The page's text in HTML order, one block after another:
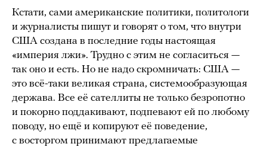
Кстати, сами американские политики, политологи
и журналисты пишут и говорят о том, что внутри
США создана в последние годы настоящая
«империя лжи». Трудно с этим не согласиться —
так оно и есть. Но не надо скромничать: США —
это всё-таки великая страна, системообразующая
держава. Все её сателлиты не только безропотно
и покорно поддакивают, подпевают ей по любому
поводу, но ещё и копируют её поведение,
с восторгом принимают предлагаемые